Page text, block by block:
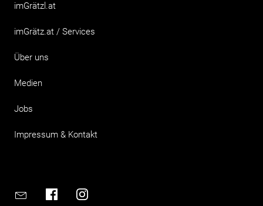
imGrätzl.at
imGrätz.at / Services
Über uns
Medien
Jobs
Impressum & Kontakt
Email FacebookInstagram